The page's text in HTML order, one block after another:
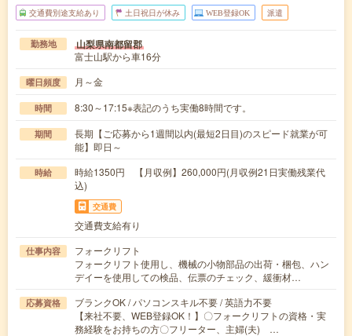
交通費別途支給あり 土日祝日が休み WEB登録OK 派遣
勤務地 山梨県南都留郡
富士山駅から車16分
曜日頻度 月～金
時間 8:30～17:15※表記のうち実働8時間です。
期間
長期【ご応募から1週間以内(最短2日目)のスピード就業が可
能】即日～
時給
時給1350円 【月収例】260,000円(月収例21日実働残業代
込)
交通費
交通費支給有り
仕事内容
フォークリフト
フォークリフト使用し、機械の小物部品の出荷・梱包、ハン
デイーを使用しての検品、伝票のチェック、緩衝材…
応募資格
ブランクOK / パソコンスキル不要 / 英語力不要
【来社不要、WEB登録OK！】〇フォークリフトの資格・実
務経験をお持ちの方〇フリーター、主婦(夫) …